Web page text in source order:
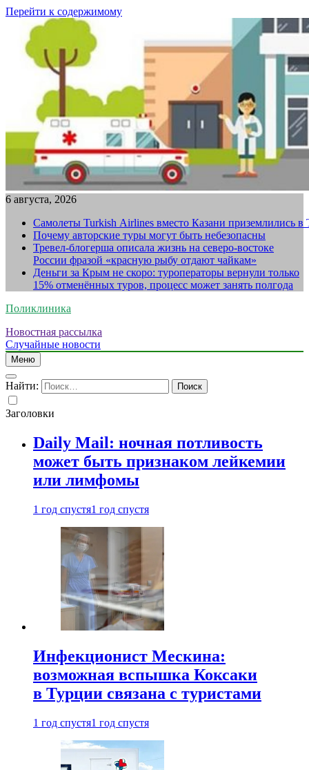
Перейти к содержимому
6 августа, 2026
Самолеты Turkish Airlines вместо Казани приземлились в
Почему авторские туры могут быть небезопасны
Тревел-блогерша описала жизнь на северо-востоке
России фразой «красную рыбу отдают чайкам»
Деньги за Крым не скоро: туроператоры вернули только
15% отменённых туров, процесс может занять полгода
Поликлиника
Новостная рассылка
Случайные новости
Меню
Найти:
Заголовки
Daily Mail: ночная потливость
может быть признаком лейкемии
или лимфомы
1 год спустя1 год спустя
Инфекционист Мескина:
возможная вспышка Коксаки
в Турции связана с туристами
1 год спустя1 год спустя